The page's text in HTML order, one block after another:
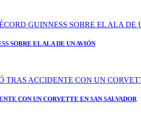
SOBRE EL ALA DE UN AVIÓN
CON UN CORVETTE EN SAN SALVADOR